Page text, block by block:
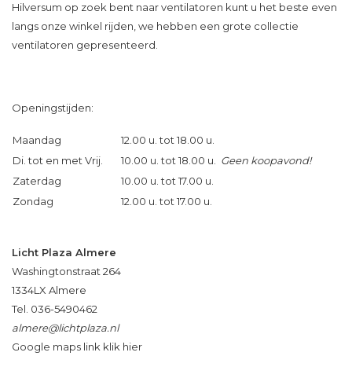
Hilversum op zoek bent naar ventilatoren kunt u het beste even
langs onze winkel rijden, we hebben een grote collectie
ventilatoren gepresenteerd.
Openingstijden:
Maandag
12.00 u. tot 18.00 u.
Di. tot en met Vrij.
10.00 u. tot 18.00 u. Geen koopavond!
Zaterdag
10.00 u. tot 17.00 u.
Zondag
12.00 u. tot 17.00 u.
Licht Plaza Almere
Washingtonstraat 264
1334LX Almere
Tel. 036-5490462
almere@lichtplaza.nl
Google maps link klik hier